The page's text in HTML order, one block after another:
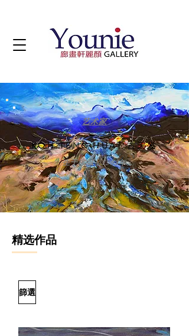
艺术家
KOH TENG HUAT古天发
生于槟城，1963年
精选作品
篩選